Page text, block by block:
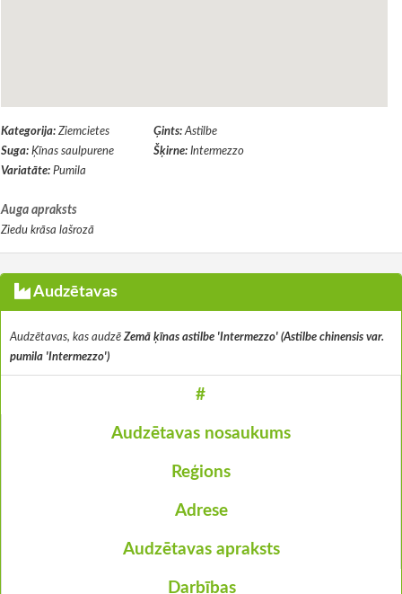
Kategorija: Ziemcietes Ģints: Astilbe
Suga: Ķīnas saulpurene Šķirne: Intermezzo
Variatāte: Pumila
Auga apraksts
Ziedu krāsa lašrozā
Audzētavas
Audzētavas, kas audzē Zemā ķīnas astilbe 'Intermezzo' (Astilbe chinensis var.
pumila 'Intermezzo')
#
Audzētavas nosaukums
Reģions
Adrese
Audzētavas apraksts
Darbības